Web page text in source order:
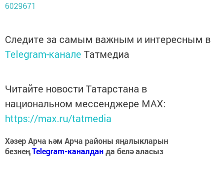
6029671
Следите за самым важным и интересным в
Telegram-канале Татмедиа
Читайте новости Татарстана в
национальном мессенджере MАХ:
https://max.ru/tatmedia
Хәзер Арча һәм Арча районы яңалыкларын
безнеңTelegram-каналданда белә аласыз